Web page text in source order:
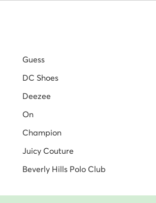
Guess
DC Shoes
Deezee
On
Champion
Juicy Couture
Beverly Hills Polo Club